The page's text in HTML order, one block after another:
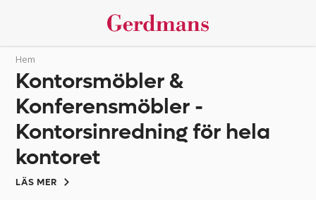
Hem
Kontorsmöbler &
Konferensmöbler -
Kontorsinredning för hela
kontoret
LÄS MER